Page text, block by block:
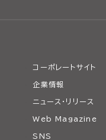
コーポレートサイト
企業情報
ニュース・リリース
Web Magazine
SNS